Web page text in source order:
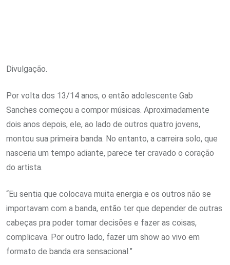
Divulgação.
Por volta dos 13/14 anos, o então adolescente Gab
Sanches começou a compor músicas. Aproximadamente
dois anos depois, ele, ao lado de outros quatro jovens,
montou sua primeira banda. No entanto, a carreira solo, que
nasceria um tempo adiante, parece ter cravado o coração
do artista.
“Eu sentia que colocava muita energia e os outros não se
importavam com a banda, então ter que depender de outras
cabeças pra poder tomar decisões e fazer as coisas,
complicava. Por outro lado, fazer um show ao vivo em
formato de banda era sensacional.”